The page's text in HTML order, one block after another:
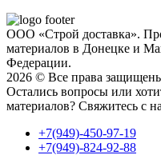
ООО «Строй доставка».
материалов в Донецке и
Федерации.
2026 © Все права
Остались вопросы или
материалов? Свяжитесь с
+7(949)-450-97-19
+7(949)-824-92-88